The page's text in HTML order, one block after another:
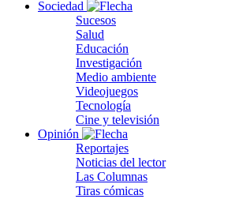
Sociedad
Sucesos
Salud
Educación
Investigación
Medio ambiente
Videojuegos
Tecnología
Cine y televisión
Opinión
Reportajes
Noticias del lector
Las Columnas
Tiras cómicas